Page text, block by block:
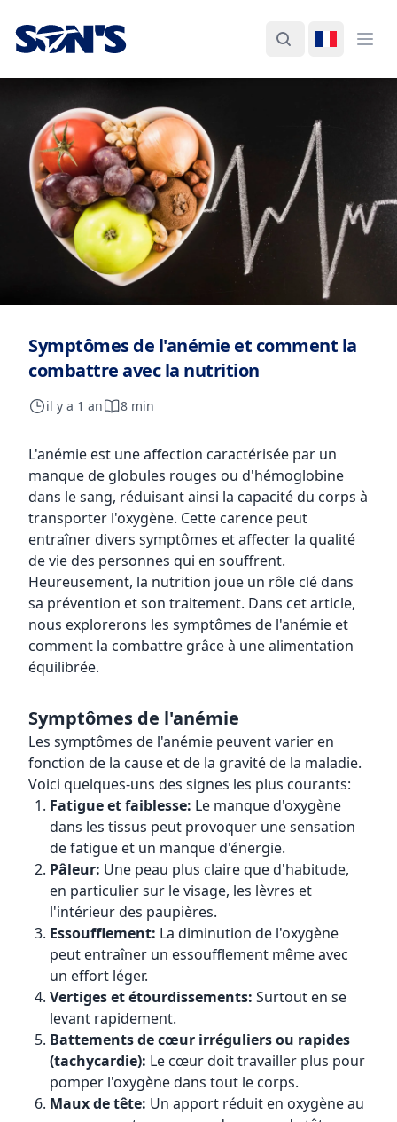
Laboratorios Química Son's
Rechercher
Changer
Symptômes de l'anémie et comment la
combattre avec la nutrition
il y a 1 an 8 min
L'anémie est une affection caractérisée par un
manque de globules rouges ou d'hémoglobine
dans le sang, réduisant ainsi la capacité du corps à
transporter l'oxygène. Cette carence peut
entraîner divers symptômes et affecter la qualité
de vie des personnes qui en souffrent.
Heureusement, la nutrition joue un rôle clé dans
sa prévention et son traitement. Dans cet article,
nous explorerons les symptômes de l'anémie et
comment la combattre grâce à une alimentation
équilibrée.
Symptômes de l'anémie
Les symptômes de l'anémie peuvent varier en
fonction de la cause et de la gravité de la maladie.
Voici quelques-uns des signes les plus courants:
Fatigue et faiblesse: Le manque d'oxygène
dans les tissus peut provoquer une sensation
de fatigue et un manque d'énergie.
Pâleur: Une peau plus claire que d'habitude,
en particulier sur le visage, les lèvres et
l'intérieur des paupières.
Essoufflement: La diminution de l'oxygène
peut entraîner un essoufflement même avec
un effort léger.
Vertiges et étourdissements: Surtout en se
levant rapidement.
Battements de cœur irréguliers ou rapides
(tachycardie): Le cœur doit travailler plus pour
pomper l'oxygène dans tout le corps.
Maux de tête: Un apport réduit en oxygène au